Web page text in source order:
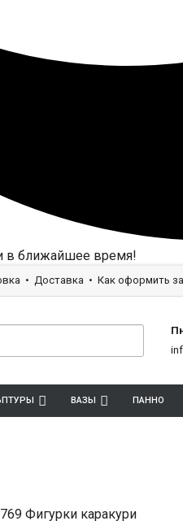
в ближайшее время!
Доставка Как оформить
ВАЗЫ ПАННО